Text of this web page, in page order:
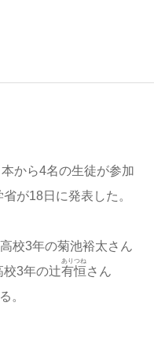
から4名の生徒が参加
が18日に発表した。
校3年の菊池裕太さん
校3年の辻有恒
ありつね
さん
。